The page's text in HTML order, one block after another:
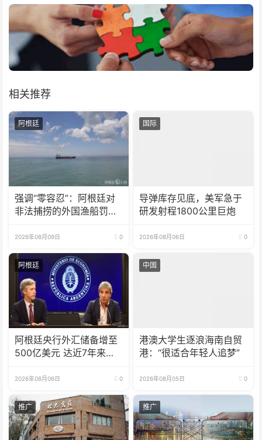
相关推荐
阿根廷
强调“零容忍”：阿根廷对
非法捕捞的外国渔船罚款
2026年08月09日 0
国际
导弹库存见底，美军急于
研发射程1800公里巨炮
2026年08月06日 0
阿根廷
阿根廷央行外汇储备增至
500亿美元 达近7年来最
2026年08月06日 0
中国
港澳大学生逐浪海南自贸
港：“很适合年轻人追梦”
2026年08月05日 0
推广 推广